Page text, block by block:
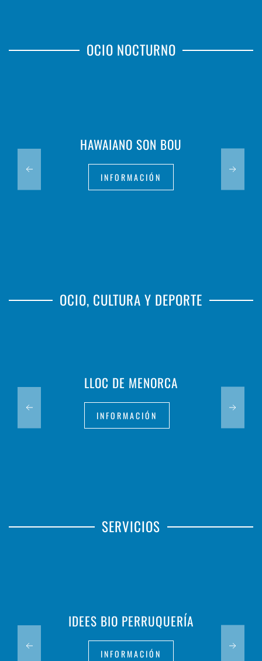
OCIO NOCTURNO
HAWAIANO SON BOU
INFORMACIÓN
OCIO, CULTURA Y DEPORTE
LLOC DE MENORCA
INFORMACIÓN
SERVICIOS
IDEES BIO PERRUQUERÍA
INFORMACIÓN